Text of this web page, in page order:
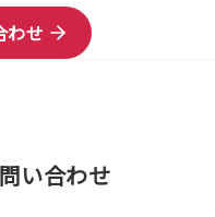
わせ
い合わせ